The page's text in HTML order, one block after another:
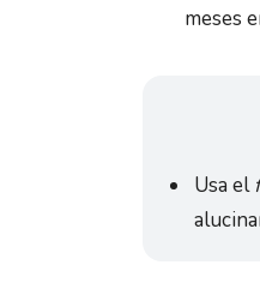
meses
Usa el